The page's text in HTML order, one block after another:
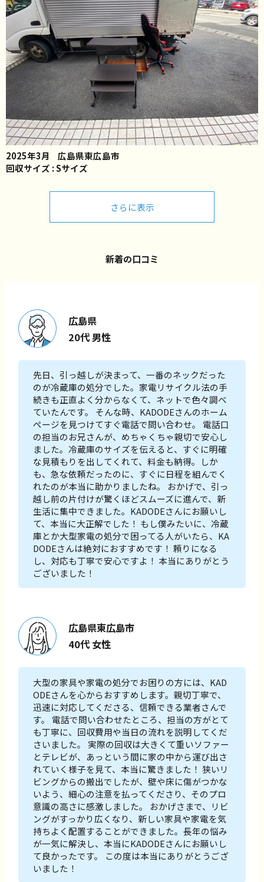
2025年3月
広島県東広島市
回収サイズ : Sサイズ
さらに表示
新着の口コミ
広島県
20代 男性
先日、引っ越しが決まって、一番のネックだった
のが冷蔵庫の処分でした。家電リサイクル法の手
続きも正直よく分からなくて、ネットで色々調べ
ていたんです。 そんな時、KADODEさんのホーム
ページを見つけてすぐ電話で問い合わせ。 電話口
の担当のお兄さんが、めちゃくちゃ親切で安心し
ました。冷蔵庫のサイズを伝えると、すぐに明確
な見積もりを出してくれて、料金も納得。しか
も、急な依頼だったのに、すぐに日程を組んでく
れたのが本当に助かりましたね。 おかげで、引っ
越し前の片付けが驚くほどスムーズに進んで、新
生活に集中できました。KADODEさんにお願いし
て、本当に大正解でした！ もし僕みたいに、冷蔵
庫とか大型家電の処分で困ってる人がいたら、KA
DODEさんは絶対におすすめです！ 頼りになる
し、対応も丁寧で安心ですよ！ 本当にありがとう
ございました！
広島県東広島市
40代 女性
大型の家具や家電の処分でお困りの方には、KAD
ODEさんを心からおすすめします。親切丁寧で、
迅速に対応してくださる、信頼できる業者さんで
す。 電話で問い合わせたところ、担当の方がとて
も丁寧に、回収費用や当日の流れを説明してくだ
さいました。 実際の回収は大きくて重いソファー
とテレビが、あっという間に家の中から運び出さ
れていく様子を見て、本当に驚きました！ 狭いリ
ビングからの搬出でしたが、壁や床に傷がつかな
いよう、細心の注意を払ってくださり、そのプロ
意識の高さに感激しました。 おかげさまで、リビ
ングがすっかり広くなり、新しい家具や家電を気
持ちよく配置することができました。長年の悩み
が一気に解決し、本当にKADODEさんにお願いし
て良かったです。 この度は本当にありがとうござ
いました！